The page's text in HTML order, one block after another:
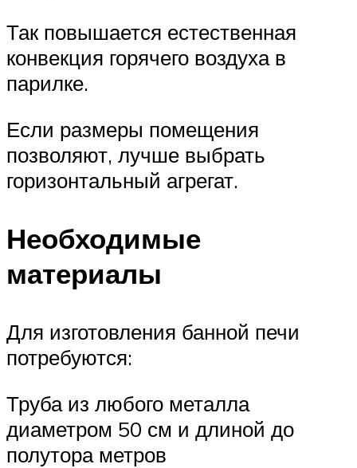
Так повышается естественная
конвекция горячего воздуха в
парилке.
Если размеры помещения
позволяют, лучше выбрать
горизонтальный агрегат.
Необходимые
материалы
Для изготовления банной печи
потребуются:
Труба из любого металла
диаметром 50 см и длиной до
полутора метров